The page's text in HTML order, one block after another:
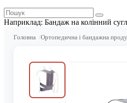
Наприклад: Бандаж на колінний
Головна Ортопедична і бандажна